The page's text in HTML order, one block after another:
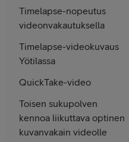
Timelapse-nopeutus
videon­vakautuksella
Timelapse-video­kuvaus
Yötilassa
QuickTake-video
Toisen suku­polven
kennoa liikuttava optinen
kuvan­vakain videolle